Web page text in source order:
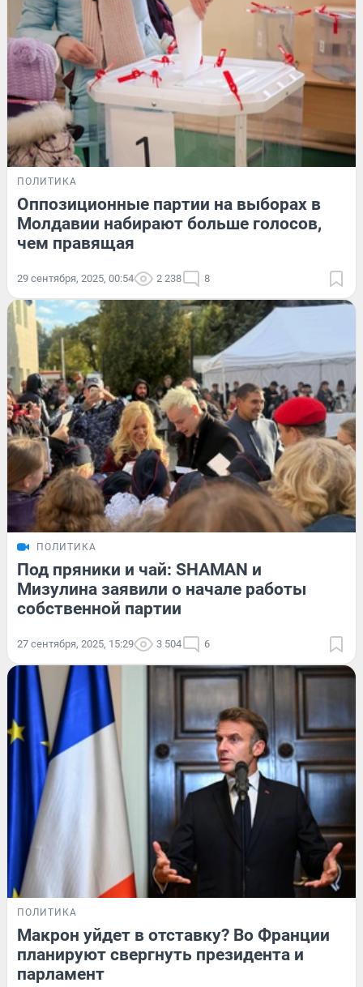
ПОЛИТИКА
Оппозиционные партии на выборах в
Молдавии набирают больше голосов,
чем правящая
29 сентября, 2025, 00:54 2 238 8
ПОЛИТИКА
Под пряники и чай: SHAMAN и
Мизулина заявили о начале работы
собственной партии
27 сентября, 2025, 15:29 3 504 6
ПОЛИТИКА
Макрон уйдет в отставку? Во Франции
планируют свергнуть президента и
парламент